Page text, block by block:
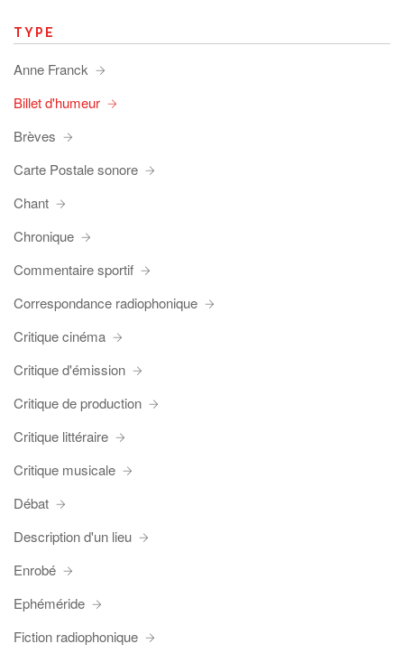
TYPE
Anne Franck
Billet d'humeur
Brèves
Carte Postale sonore
Chant
Chronique
Commentaire sportif
Correspondance radiophonique
Critique cinéma
Critique d'émission
Critique de production
Critique littéraire
Critique musicale
Débat
Description d'un lieu
Enrobé
Ephéméride
Fiction radiophonique